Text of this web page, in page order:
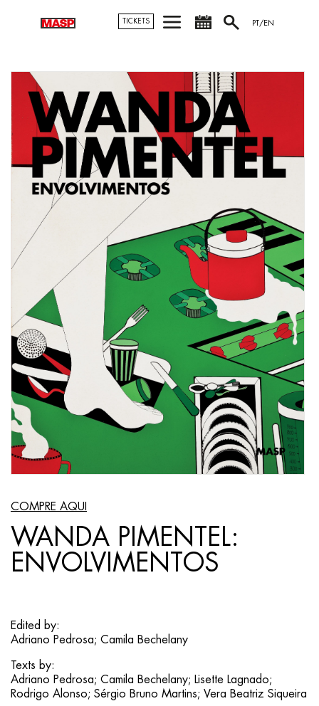
TICKETS PT/EN
COMPRE AQUI
WANDA PIMENTEL:
ENVOLVIMENTOS
Edited by:
Adriano Pedrosa; Camila Bechelany
Texts by:
Adriano Pedrosa; Camila Bechelany; Lisette Lagnado;
Rodrigo Alonso; Sérgio Bruno Martins; Vera Beatriz Siqueira